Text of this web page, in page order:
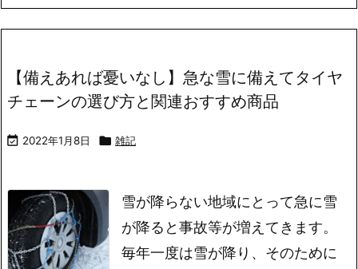
【備えあれば憂いなし】急な雪に備えてタイヤ
チェーンの選び方と関連おすすめ商品
 2022年1月8日  雑記
雪が降らない地域にとって急に雪
が降ると事故等が増えてきます。
毎年一度は雪が降り、そのために